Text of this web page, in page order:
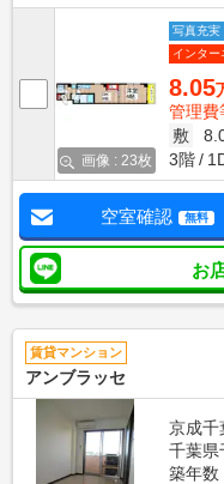
画像 : 23枚
写真充実
インター
8.05
管理費
敷
3階
空室確認 無料
お
賃貸マンション
アンブラッセ
京成千
千葉県
築年数